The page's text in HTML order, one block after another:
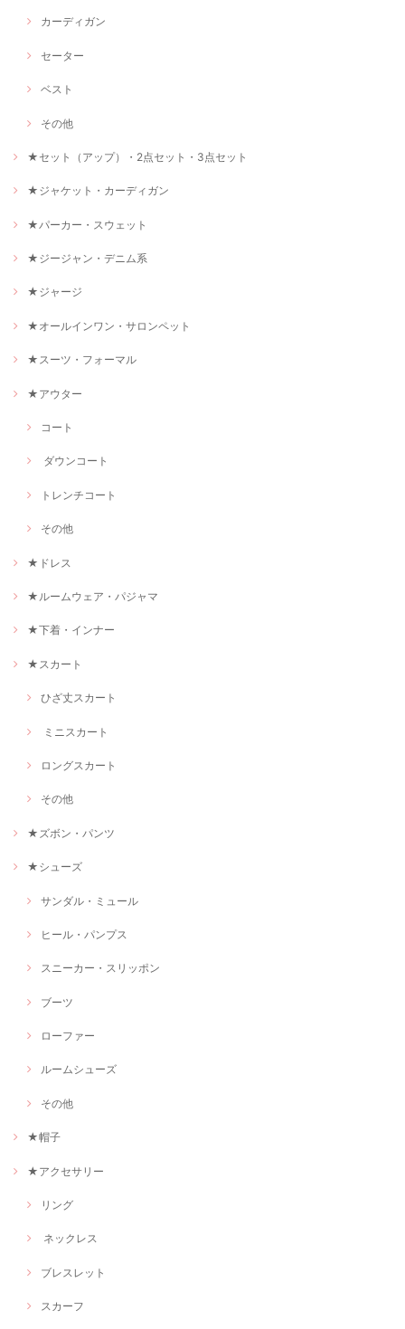
カーディガン
セーター
ベスト
その他
★セット（アップ）・2点セット・3点セット
★ジャケット・カーディガン
★パーカー・スウェット
★ジージャン・デニム系
★ジャージ
★オールインワン・サロンペット
★スーツ・フォーマル
★アウター
コート
ダウンコート
トレンチコート
その他
★ドレス
★ルームウェア・パジャマ
★下着・インナー
★スカート
ひざ丈スカート
ミニスカート
ロングスカート
その他
★ズボン・パンツ
★シューズ
サンダル・ミュール
ヒール・パンプス
スニーカー・スリッポン
ブーツ
ローファー
ルームシューズ
その他
★帽子
★アクセサリー
リング
ネックレス
ブレスレット
スカーフ